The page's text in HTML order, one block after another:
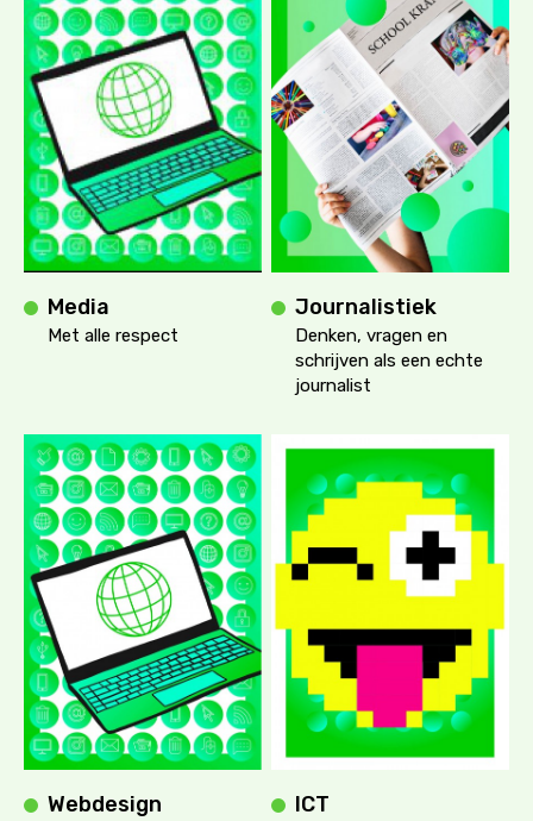
Media
Met alle respect
Journalistiek
Denken, vragen en
schrijven als een echte
journalist
Webdesign ICT